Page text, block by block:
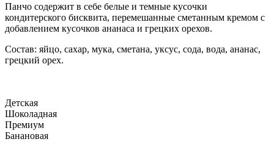
Панчо содержит в себе белые и темные кусочки
кондитерского бисквита, перемешанные сметанным кремом с
добавлением кусочков ананаса и грецких орехов.
Состав: яйцо, сахар, мука, сметана, уксус, сода, вода, ананас,
грецкий орех.
Детская
Шоколадная
Премиум
Банановая